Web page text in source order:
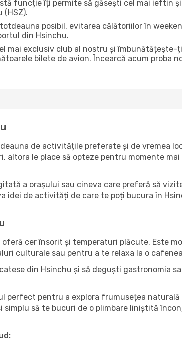
funcție îți permite să găsești cel mai ieftin
(HSZ).
posibil, evitarea călătoriilor în
din Hsinchu.
mai exclusiv club al nostru și îmbunătățește-
bilete de avion. Încearcă acum proba
de activitățile preferate și de vremea
altora le place să opteze pentru momente
a orașului sau cineva care preferă să
idei de activități de care te poți bucura în
cer însorit și temperaturi plăcute. Este
culturale sau pentru a te relaxa la o
din Hsinchu și să deguști gastronomia
perfect pentru a explora frumusețea
simplu să te bucuri de o plimbare liniștită